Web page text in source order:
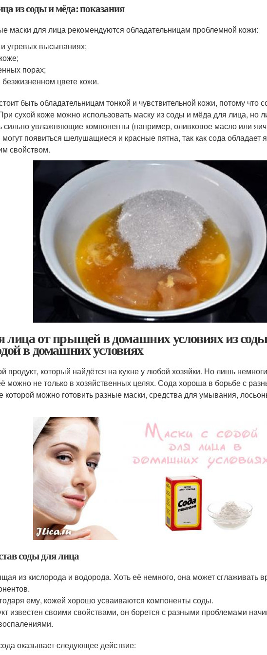
из соды и мёда: показания
маски для лица рекомендуются обладательницам проблемной кожи:
угревых высыпаниях;
порах;
безжизненном цвете кожи.
быть обладательницам тонкой и чувствительной кожи, потому что
сухой коже можно использовать маску из соды и мёда для лица, но
сильно увлажняющие компоненты (например, оливковое масло или
могут появиться шелушащиеся и красные пятна, так как сода
свойством.
лица от прыщей в домашних условиях из
в домашних условиях
продукт, который найдётся на кухне у любой хозяйки. Но лишь
можно не только в хозяйственных целях. Сода хороша в борьбе с
которой можно готовить разные маски, средства для умывания,
соды для лица
из кислорода и водорода. Хоть её немного, она может сглаживать
ему, кожей хорошо усваиваются компоненты соды.
известен своими свойствами, он борется с разными проблемами
оказывает следующее действие: